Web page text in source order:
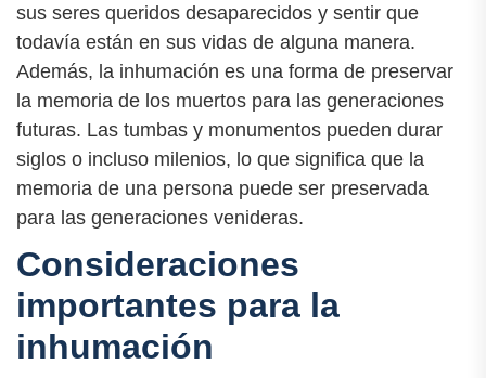
sus seres queridos desaparecidos y sentir que
todavía están en sus vidas de alguna manera.
Además, la inhumación es una forma de preservar
la memoria de los muertos para las generaciones
futuras. Las tumbas y monumentos pueden durar
siglos o incluso milenios, lo que significa que la
memoria de una persona puede ser preservada
para las generaciones venideras.
Consideraciones
importantes para la
inhumación